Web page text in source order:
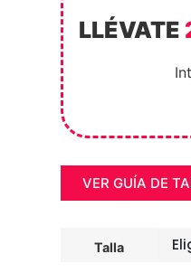
LLÉVATE
VER GUÍA DE
Talla